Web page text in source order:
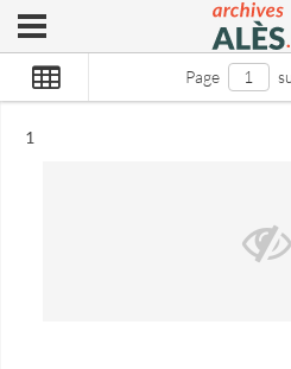
Archives
Ouvrir le menu déroulant
Page
Résultat n°
1